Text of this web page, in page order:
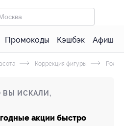
Промокоды Кэшбэк Афиша
Коррекция фигуры
ВЫ ИСКАЛИ,
акции быстро